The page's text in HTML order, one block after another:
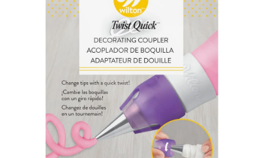
DO KUCHYNĚ
ZDRAVÉ PEČENÍ
DÁRKOVÉ POUKAZY
TÉMATICKÉ PRODUKTY